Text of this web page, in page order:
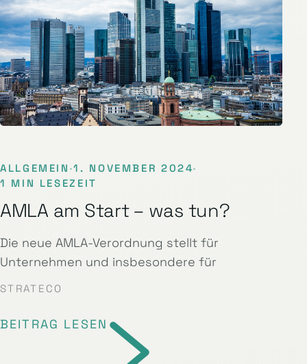
ALLGEMEIN ·1. NOVEMBER 2024·
1 MIN LESEZEIT
AMLA am Start – was tun?
Die neue AMLA-Verordnung stellt für
Unternehmen und insbesondere für
STRATECO
BEITRAG LESEN